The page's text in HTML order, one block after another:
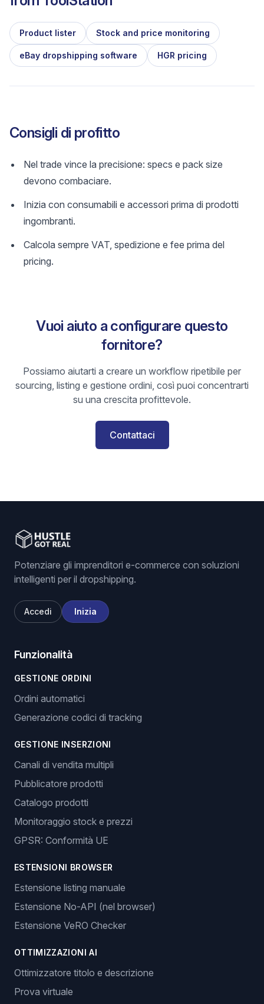
Product lister Stock and price monitoring
eBay dropshipping software HGR pricing
Consigli di profitto
Nel trade vince la precisione: specs e pack size
devono combaciare.
Inizia con consumabili e accessori prima di prodotti
ingombranti.
Calcola sempre VAT, spedizione e fee prima del
pricing.
Vuoi aiuto a configurare questo
fornitore?
Possiamo aiutarti a creare un workflow ripetibile per
sourcing, listing e gestione ordini, così puoi concentrarti
su una crescita profittevole.
Contattaci
Potenziare gli imprenditori e-commerce con soluzioni
intelligenti per il dropshipping.
Accedi Inizia
Funzionalità
GESTIONE ORDINI
Ordini automatici
Generazione codici di tracking
GESTIONE INSERZIONI
Canali di vendita multipli
Pubblicatore prodotti
Catalogo prodotti
Monitoraggio stock e prezzi
GPSR: Conformità UE
ESTENSIONI BROWSER
Estensione listing manuale
Estensione No-API (nel browser)
Estensione VeRO Checker
OTTIMIZZAZIONI AI
Ottimizzatore titolo e descrizione
Prova virtuale